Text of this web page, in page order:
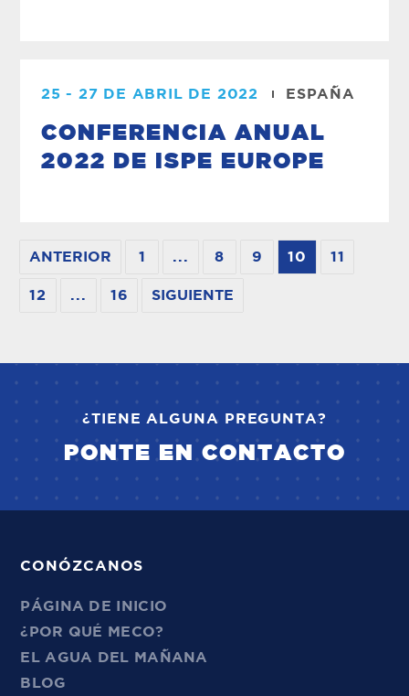
25 - 27 DE ABRIL DE 2022 ESPAÑA
CONFERENCIA ANUAL
2022 DE ISPE EUROPE
ANTERIOR 1 ... 8 9 10 11
12 ... 16 SIGUIENTE
¿TIENE ALGUNA PREGUNTA?
PONTE EN CONTACTO
CONÓZCANOS
PÁGINA DE INICIO
¿POR QUÉ MECO?
EL AGUA DEL MAÑANA
BLOG